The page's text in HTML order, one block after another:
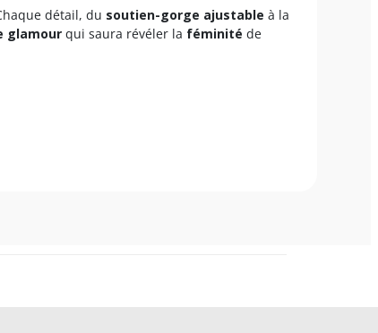
détail, du soutien-gorge ajustable à la
glamour qui saura révéler la féminité de